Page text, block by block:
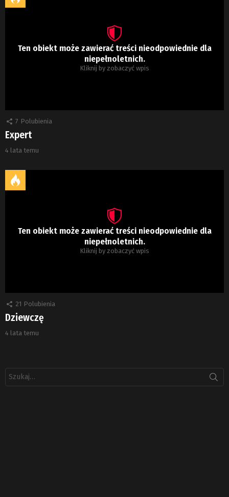
Ten obiekt może zawierać treści nieodpowiednie dla
niepełnoletnich.
Kliknij by zobaczyć wpis
7 Polubienia
Expert
4 lata temu
Ten obiekt może zawierać treści nieodpowiednie dla
niepełnoletnich.
Kliknij by zobaczyć wpis
21 Polubienia
Dziewczę
4 lata temu